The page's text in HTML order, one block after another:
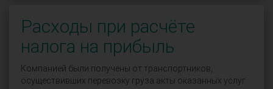
Расходы при расчёте
налога на прибыль
Компанией были получены от транспортников,
осуществивших перевозку груза акты оказанных услуг